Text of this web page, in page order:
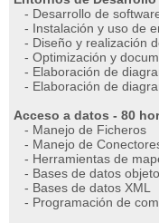
- Desarrollo de
- Instalación y uso de
- Diseño y realización
- Optimización y
- Elaboración de
- Elaboración de
Acceso a datos - 80
- Manejo de Ficheros
- Manejo de
- Herramientas de
- Bases de datos
- Bases de datos XML
- Programación de